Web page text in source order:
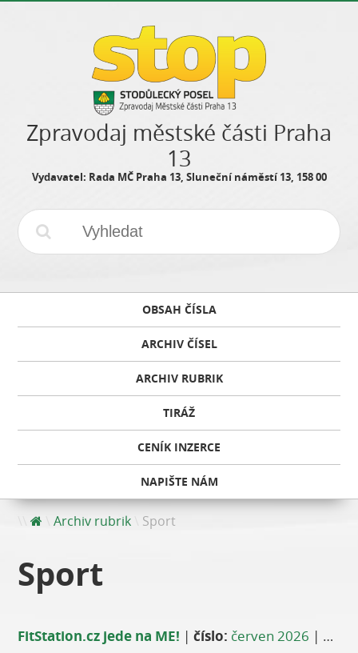
Zpravodaj městské části Praha
13
Vydavatel: Rada MČ Praha 13, Sluneční náměstí 13, 158 00
OBSAH ČÍSLA
ARCHIV ČÍSEL
ARCHIV RUBRIK
TIRÁŽ
CENÍK INZERCE
NAPIŠTE NÁM
Archiv rubrik Sport
Sport
FitStation.cz jede na ME! |číslo: červen 2026 |